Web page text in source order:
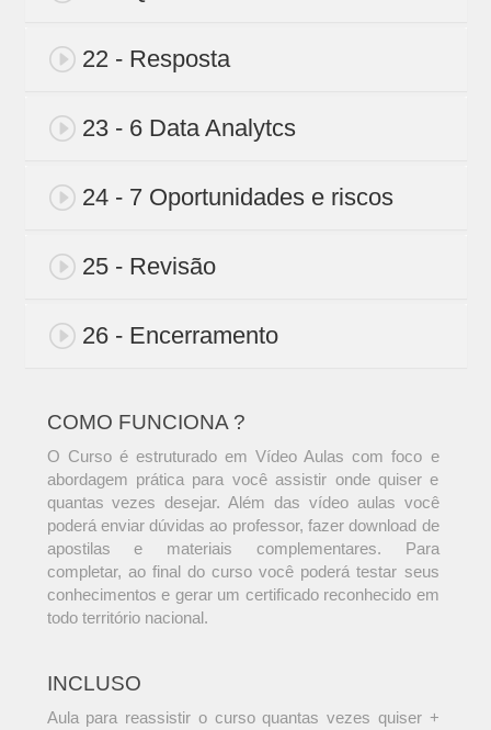
22 - Resposta
23 - 6 Data Analytcs
24 - 7 Oportunidades e riscos
25 - Revisão
26 - Encerramento
COMO FUNCIONA ?
O Curso é estruturado em Vídeo Aulas com foco e
abordagem prática para você assistir onde quiser e
quantas vezes desejar. Além das vídeo aulas você
poderá enviar dúvidas ao professor, fazer download de
apostilas e materiais complementares. Para
completar, ao final do curso você poderá testar seus
conhecimentos e gerar um certificado reconhecido em
todo território nacional.
INCLUSO
Aula para reassistir o curso quantas vezes quiser +